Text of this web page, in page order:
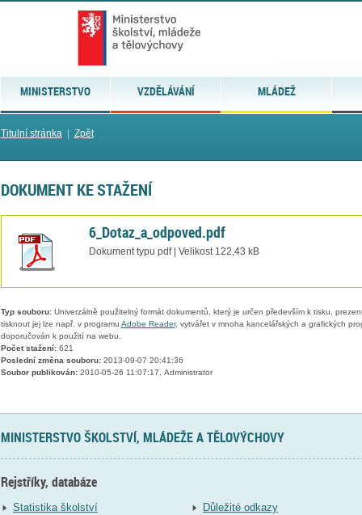
MINISTERSTVO VZDĚLÁVÁNÍ MLÁDEŽ
Titulní stránka| Zpět
DOKUMENT KE STAŽENÍ
6_Dotaz_a_odpoved.pdf
Dokument typu pdf | Velikost 122,43 kB
Typ souboru:Univerzálně použitelný formát dokumentů, který je určen především k tisku,
tisknout jej lze např. v programu Adobe Reader, vytvářet v mnoha kancelářských a grafických
doporučován k použití na webu.
Počet stažení:621
Poslední změna souboru:2013-09-07 20:41:36
Soubor publikován:2010-05-26 11:07:17, Administrator
MINISTERSTVO ŠKOLSTVÍ, MLÁDEŽE A TĚLOVÝCHOVY
Rejstříky, databáze
Statistika školství
Důležité odkazy